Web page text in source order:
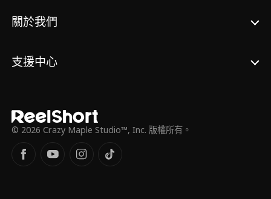
關於我們
支援中心
© 2026 Crazy Maple Studio™, Inc. 版權所有。